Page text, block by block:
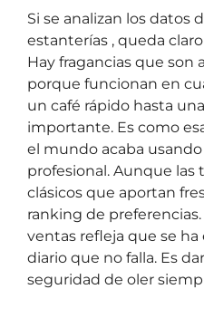
Si se analizan los datos
estanterías , queda
Hay fragancias que
porque funcionan en
un café rápido hasta
importante. Es como
el mundo acaba
profesional. Aunque las
clásicos que aportan
ranking de
ventas refleja que se
diario que no falla. Es
seguridad de oler